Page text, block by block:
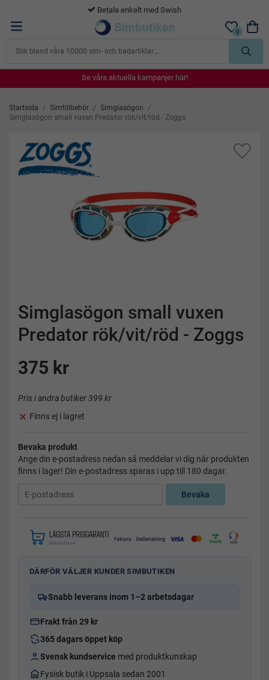
365 dagars öppet köp
0
Se våra aktuella kampanjer här!
Se våra aktuella kampanjer här!
Se våra aktuella kampanjer här!
Se våra aktuella kampanjer här!
Startsida / Simtillbehör / Simglasögon
/
Simglasögon small vuxen Predator rök/vit/röd - Zoggs
Simglasögon small vuxen
Predator rök/vit/röd - Zoggs
375 kr
Pris i andra butiker 399 kr
Finns ej i lagret
Bevaka produkt
Ange din e-postadress nedan så meddelar vi dig när produkten
finns i lager! Din e-postadress sparas i upp till 180 dagar.
Bevaka
DÄRFÖR VÄLJER KUNDER SIMBUTIKEN
Snabb leverans inom 1–2 arbetsdagar
Frakt från 29 kr
365 dagars öppet köp
Svensk kundservice med produktkunskap
Fysisk butik i Uppsala sedan 2001